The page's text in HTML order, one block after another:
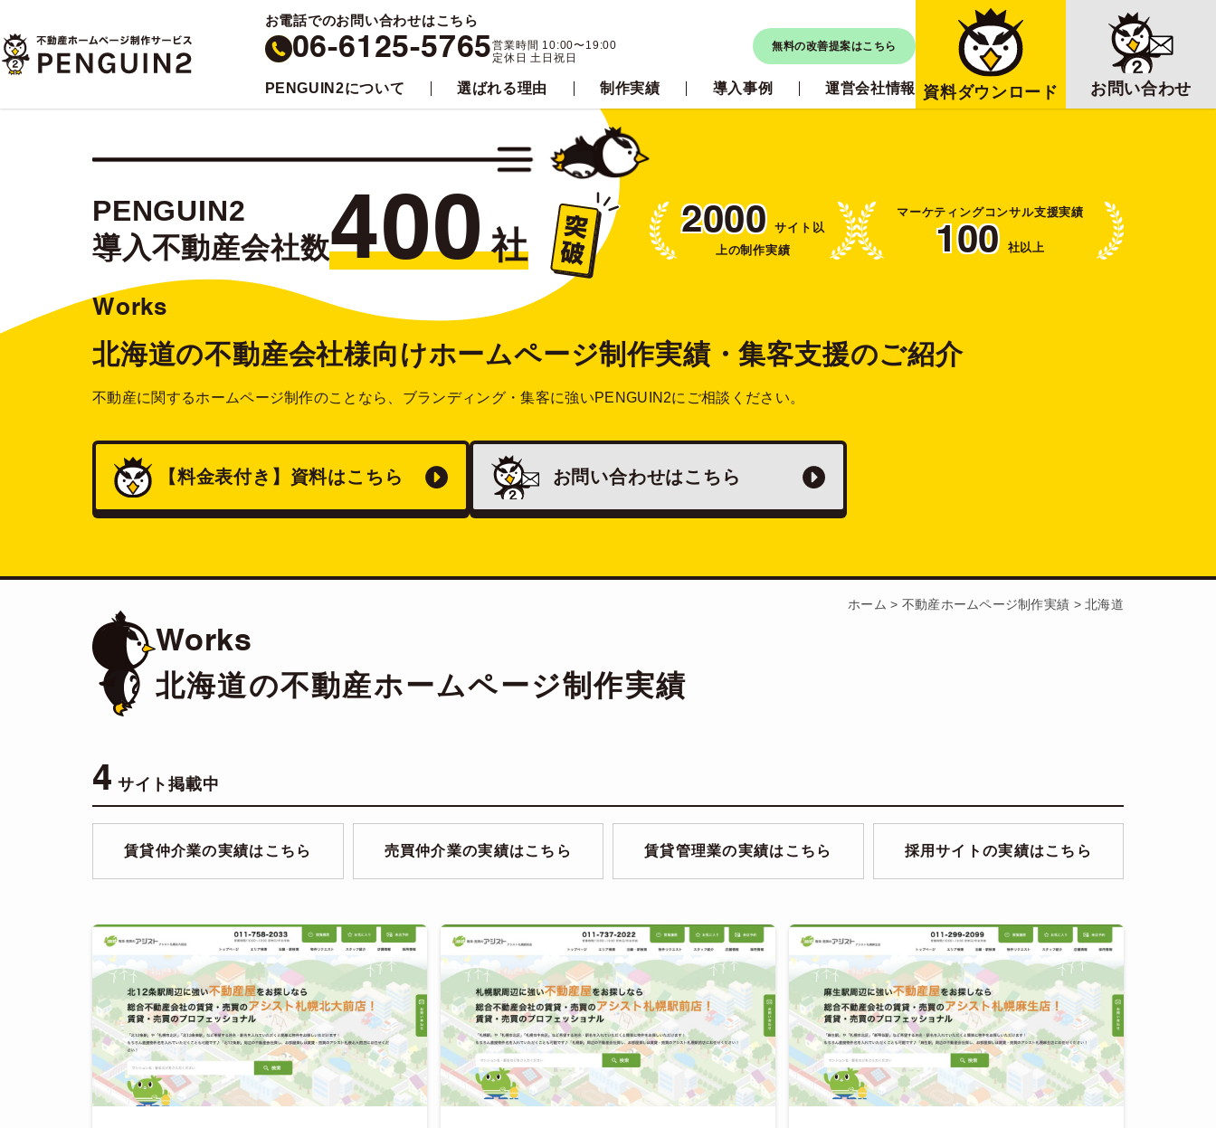
お電話でのお問い合わせはこちら
06-6125-5765営業時間 10:00〜19:00
定休日 土日祝日
無料の改善提案はこちら
PENGUIN2について 選ばれる理由 制作実績 導入事例 運営会社情報 資料ダウンロード お問い合わせ
PENGUIN2
導入不動産会社数400社
2000 サイト以
上の制作実績
マーケティングコンサル支援実績
100 社以上
Works
北海道の不動産会社様向けホームページ制作実績・集客支援のご紹介
不動産に関するホームページ制作のことなら、 ブランディング・集客に強いPENGUIN2にご相談ください。
【料金表付き】 資料はこちら お問い合わせはこちら
ホーム > 不動産ホームページ制作実績 >北海道
Works
北海道の不動産ホームページ制作実績
4 サイト掲載中
賃貸仲介業の実績はこちら 売買仲介業の実績はこちら 賃貸管理業の実績はこちら 採用サイトの実績はこちら